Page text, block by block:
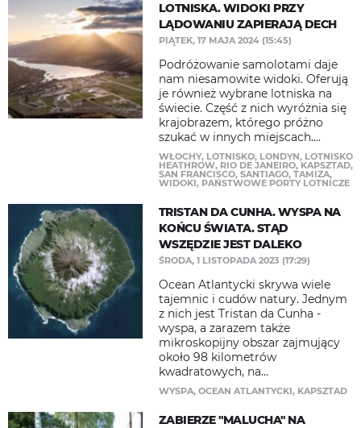
LOTNISKA. WIDOKI PRZY
LĄDOWANIU ZAPIERAJĄ DECH
PIĄTEK, 17 MAJA 2024 (15:45)
Podróżowanie samolotami daje
nam niesamowite widoki. Oferują
je również wybrane lotniska na
świecie. Część z nich wyróżnia się
krajobrazem, którego próżno
szukać w innych miejscach....
WŁOCHY, LOTNISKO, LONDYN, LOTNISKO
HEATHROW, RIO DE JANEIRO, KAPSZTAD,
SAN FRANCISCO, SANTIAGO, TAMIZA,
WIDOKI, PAŃSTWOWE PORTY LOTNICZE
TRISTAN DA CUNHA. WYSPA NA
KOŃCU ŚWIATA. STĄD
WSZĘDZIE JEST DALEKO
ŚRODA, 1 LISTOPADA 2023 (17:29)
Ocean Atlantycki skrywa wiele
tajemnic i cudów natury. Jednym
z nich jest Tristan da Cunha -
wyspa, a zarazem także
mikroskopijny obszar zajmujący
około 98 kilometrów
kwadratowych, na...
WYSPA, OCEAN ATLANTYCKI, KAPSZTAD
ZABIERZE "MALUCHA" NA